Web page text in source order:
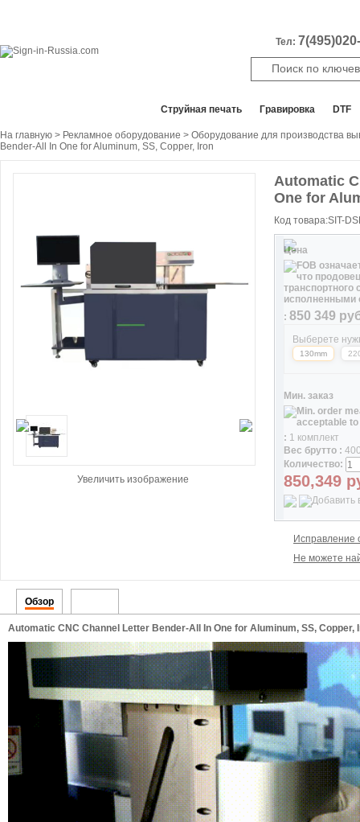
Тел:
Cтруйная печать Гравировка DTF
На главную > Рекламное оборудование > Оборудование для производства
Bender-All In One for Aluminum, SS, Copper, Iron
Увеличить изображение
Automatic
One for
Код товара:SIT-
Цена
: 850 349
Выберете
130mm
Мин. заказ
: 1 комплект
Вес брутто :
Количество:
850,349
Исправление
Не можете
Обзор
Automatic CNC Channel Letter Bender-All In One for Aluminum, SS, Copper,